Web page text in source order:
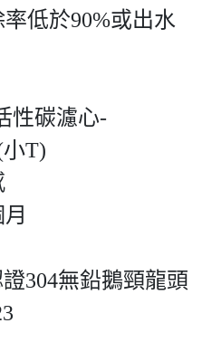
低於90%或出水
性碳濾心-
小T)
304無鉛鵝頸龍頭